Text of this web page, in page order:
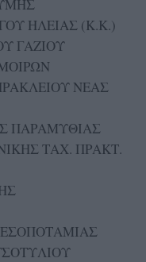
ΗΛΕΙΑΣ (Κ.Κ.)
ΓΑΖΙΟΥ
ΝΕΑΣ
ΠΑΡΑΜΥΘΙΑΣ
ΤΑΧ. ΠΡΑΚΤ.